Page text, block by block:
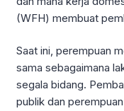
(WFH) membuat
Saat ini, perempuan
sama sebagaimana
segala bidang.
publik dan